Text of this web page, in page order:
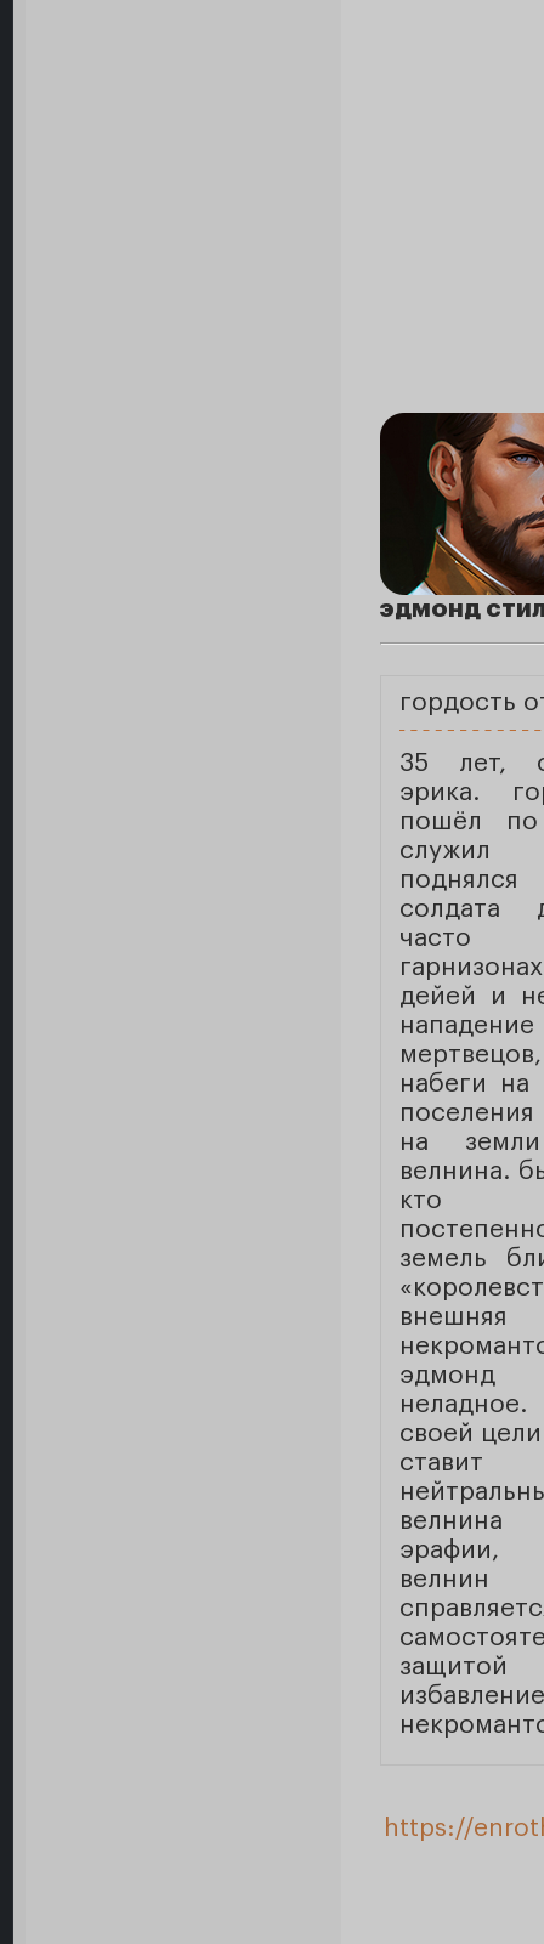
эдмонд
гордость
35 лет,
эрика.
пошёл
солдата
часто
дейей и
набеги на
на
велнина.
кто
земель
внешняя
эдмонд
своей
ставит
велнина
эрафии,
https://